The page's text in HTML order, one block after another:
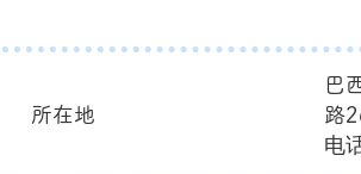
所在地
巴
路
电